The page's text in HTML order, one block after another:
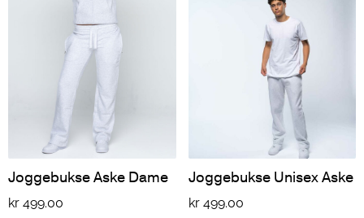
Joggebukse Aske Dame
kr 499.00
Joggebukse Unisex Aske
kr499.00